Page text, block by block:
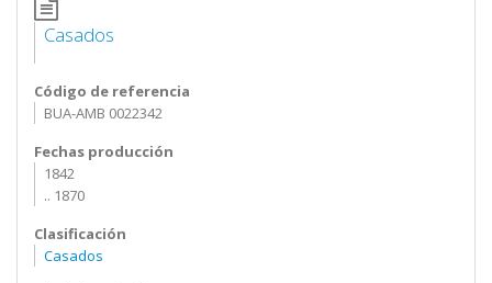
Casados
Código de referencia
BUA-AMB 0022342
Fechas producción
1842
.. 1870
Clasificación
Casados